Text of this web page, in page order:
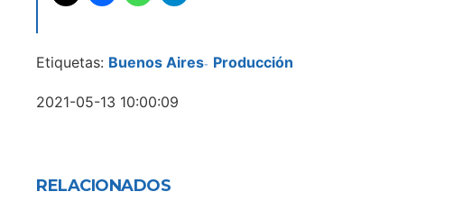
Etiquetas: Buenos Aires- Producción
2021-05-13 10:00:09
RELACIONADOS